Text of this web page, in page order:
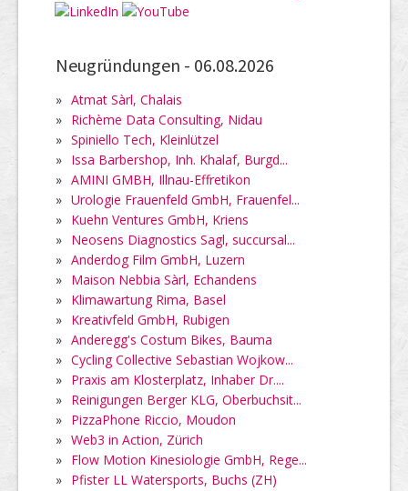
Neugründungen - 06.08.2026
» Atmat Sàrl, Chalais
» Richème Data Consulting, Nidau
» Spiniello Tech, Kleinlützel
» Issa Barbershop, Inh. Khalaf, Burgd...
» AMINI GMBH, Illnau-Effretikon
» Urologie Frauenfeld GmbH, Frauenfel...
» Kuehn Ventures GmbH, Kriens
» Neosens Diagnostics Sagl, succursal...
» Anderdog Film GmbH, Luzern
» Maison Nebbia Sàrl, Echandens
» Klimawartung Rima, Basel
» Kreativfeld GmbH, Rubigen
» Anderegg's Costum Bikes, Bauma
» Cycling Collective Sebastian Wojkow...
» Praxis am Klosterplatz, Inhaber Dr....
» Reinigungen Berger KLG, Oberbuchsit...
» PizzaPhone Riccio, Moudon
» Web3 in Action, Zürich
» Flow Motion Kinesiologie GmbH, Rege...
» Pfister LL Watersports, Buchs (ZH)